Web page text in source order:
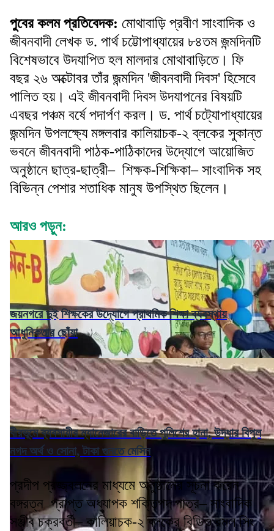
পুবের কলম প্রতিবেদক: মোথাবাড়ি­ প্রবীণ সাংবাদিক ও
জীবনবাদী লেখক ড. পার্থ চট্টোপাধ্যায়ের ৮৪তম জন্মদিনটি
বিশেষভাবে উদযাপিত হল মালদার মোথাবাড়িতে। ফি
বছর ২৬ অক্টোবর তাঁর জন্মদিন 'জীবনবাদী দিবস' হিসেবে
পালিত হয়। এই জীবনবাদী দিবস উদযাপনের বিষয়টি
এবছর পঞ্চম বর্ষে পদার্পণ করল। ড. পার্থ চট্যোপাধ্যায়ের
জন্মদিন উপলক্ষ্যে মঙ্গলবার কালিয়াচক-২ ব্লকের সুকান্ত
ভবনে জীবনবাদী পাঠক-পাঠিকাদের উদ্যোগে আয়োজিত
অনুষ্ঠানে ছাত্র-ছাত্রী– শিক্ষক-শিক্ষিকা– সাংবাদিক সহ
বিভিন্ন পেশার শতাধিক মানুষ উপস্থিত ছিলেন।
আরও পড়ুন:
জয়নগরে দুই শিক্ষকের উদ্যোগে প্রাথমিক শিক্ষা ব্যবস্থায়
আধুনিকতার ছোঁয়া
বীরভূমে ব্যবসায়ীর ম্যানেজারের বাড়িতে পুলিশের হানা, উদ্ধার বিপুল
নগদ অর্থ ও সোনা, টাকা গুনতে মেসিন
প্রদীপ প্রজ্জ্বলনের মাধ্যমে অনুষ্ঠানের সূচনা করেন
বঙ্গরত্ন প্রাপ্ত অধ্যাপক শক্তিপদ পাত্র– সাংবাদিক
সঞ্জীব চক্রবর্তী– কালিয়াচক-২ ব্লকের বিডিও রমল সিং